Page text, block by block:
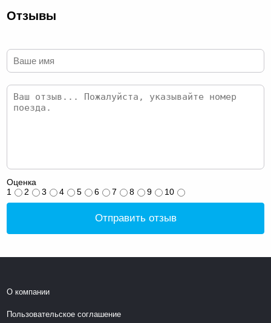
Отзывы
Оценка
1
2 3 4 5 6 7 8 9 10
Отправить отзыв
О компании
Пользовательское соглашение